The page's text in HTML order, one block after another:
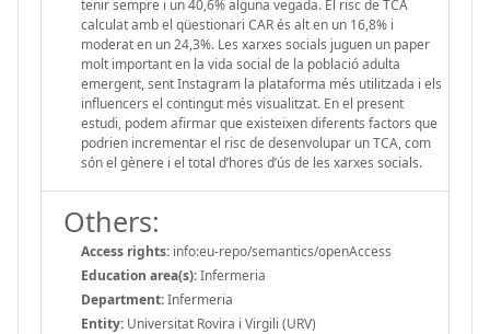
tenir sempre i un 40,6% alguna vegada. El risc de TCA
calculat amb el qüestionari CAR és alt en un 16,8% i
moderat en un 24,3%. Les xarxes socials juguen un paper
molt important en la vida social de la població adulta
emergent, sent Instagram la plataforma més utilitzada i els
influencers el contingut més visualitzat. En el present
estudi, podem afirmar que existeixen diferents factors que
podrien incrementar el risc de desenvolupar un TCA, com
són el gènere i el total d’hores d’ús de les xarxes socials.
Others:
Access rights: info:eu-repo/semantics/openAccess
Education area(s):Infermeria
Department:Infermeria
Entity: Universitat Rovira i Virgili (URV)